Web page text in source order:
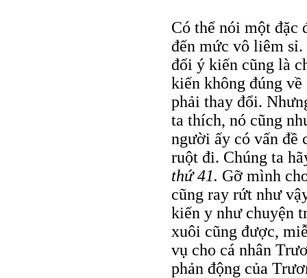
Có thể nói một đặc
đến mức vô liêm sỉ.
đổi ý kiến cũng là
kiến không đúng
phải thay đổi.
ta thích, nó cũng
người ấy có vấn đề
ruột đi. Chúng ta
thứ 41. Gỡ mình
cũng ray rứt như
kiến y như chuyện
xuôi cũng được,
vụ cho cá nhân
phản động của